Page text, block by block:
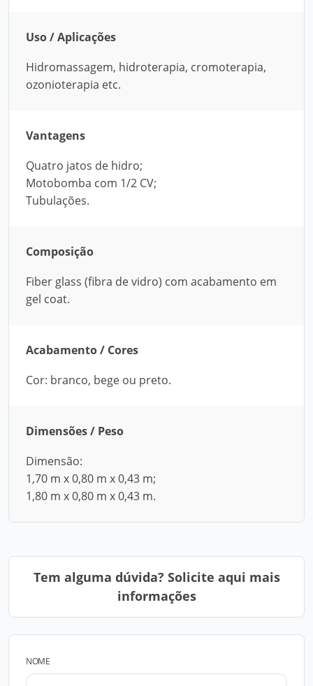
Uso / Aplicações
Hidromassagem, hidroterapia, cromoterapia,
ozonioterapia etc.
Vantagens
Quatro jatos de hidro;
Motobomba com 1/2 CV;
Tubulações.
Composição
Fiber glass (fibra de vidro) com acabamento em
gel coat.
Acabamento / Cores
Cor: branco, bege ou preto.
Dimensões / Peso
Dimensão:
1,70 m x 0,80 m x 0,43 m;
1,80 m x 0,80 m x 0,43 m.
Tem alguma dúvida? Solicite aqui mais
informações
NOME